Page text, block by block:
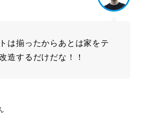
は揃ったからあとは家をテ
造するだけだな！！